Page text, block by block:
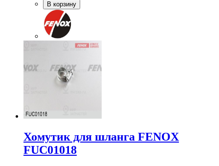
В корзину
Хомутик для шланга FENOX
FUC01018